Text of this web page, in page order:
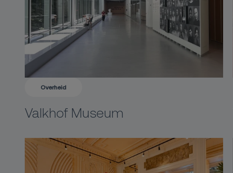
Overheid
Valkhof Museum